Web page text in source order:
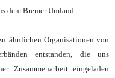
dem Bremer Umland.
ähnlichen Organisationen von
entstanden, die uns
Zusammenarbeit eingeladen